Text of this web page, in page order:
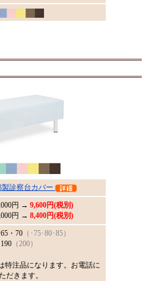
製診察台カバー
円 → 9,600円(税別)
円 → 8,400円(税別)
・70 （･75･80･85）
（200）
特注品になります。お電話に
だきます。